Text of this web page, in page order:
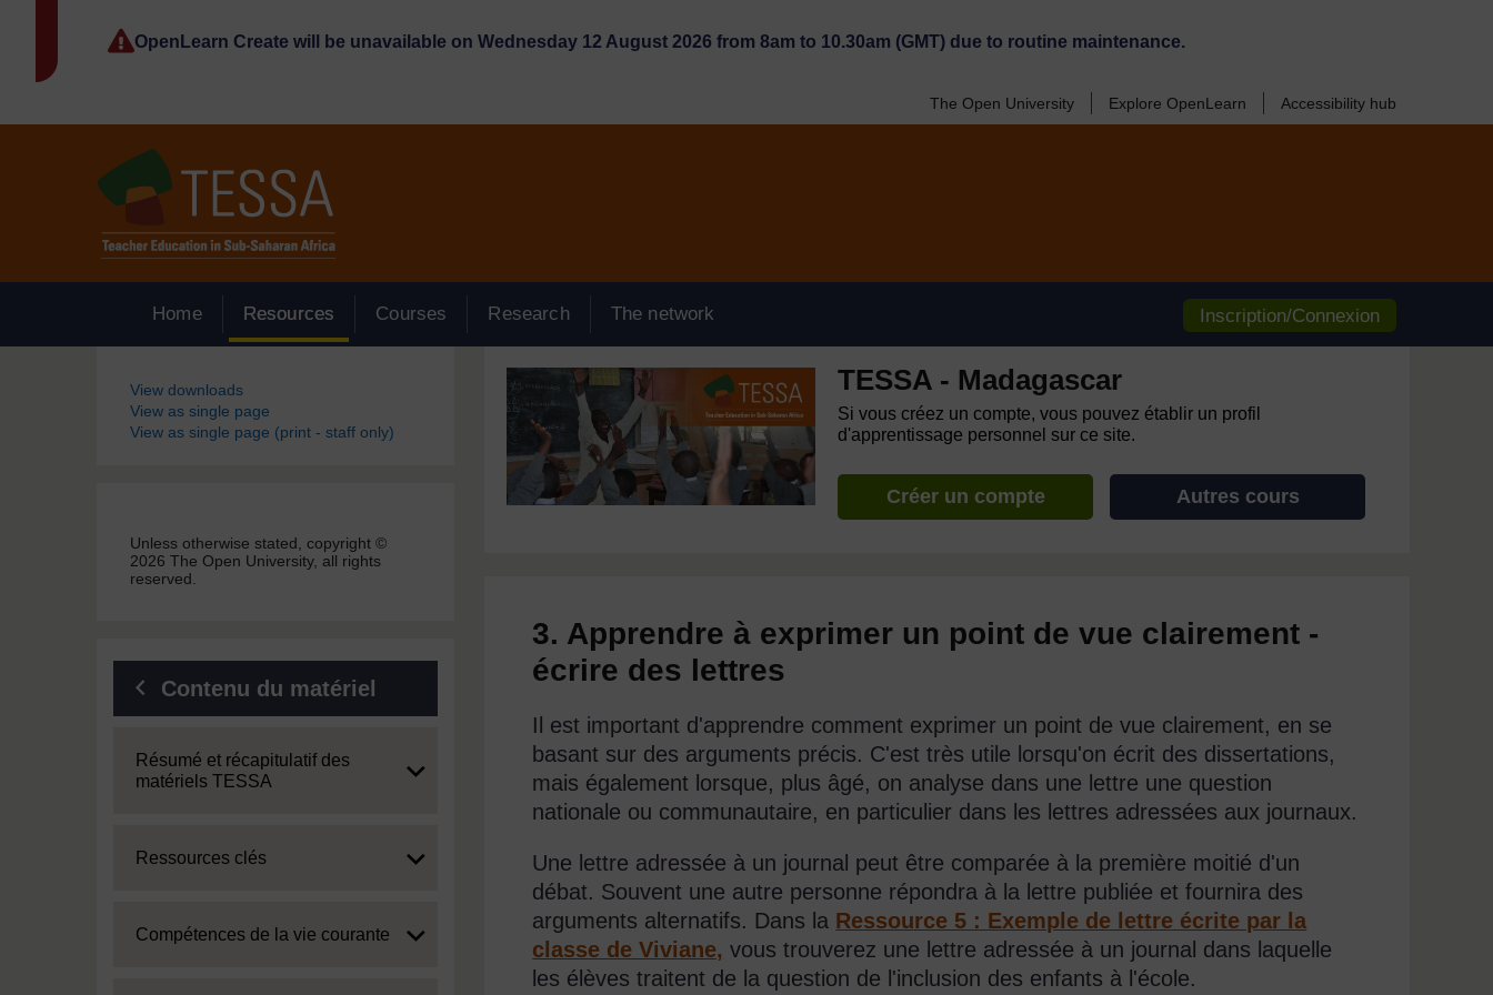
OpenLearn Create will be unavailable on Wednesday 12 August 2026 from 8am to 10.30am (GMT) due to routine maintenance.
The Open University Explore OpenLearn Accessibility hub
Home Resources Courses Research The network Inscription/Connexion
Blocs
View downloads
View as single page
View as single page (print - staff only)
Unless otherwise stated, copyright ©
2026 The Open University, all rights
reserved.
Contenu du matériel
Expand
Résumé et récapitulatif des
matériels TESSA
Expand
Ressources clés
Expand
Compétences de la vie courante
TESSA - Madagascar
Si vous créez un compte, vous pouvez établir un profil
d'apprentissage personnel sur ce site.
Créer un compte Autres cours
3. Apprendre à exprimer un point de vue clairement -
écrire des lettres
Il est important d'apprendre comment exprimer un point de vue clairement, en se
basant sur des arguments précis. C'est très utile lorsqu'on écrit des dissertations,
mais également lorsque, plus âgé, on analyse dans une lettre une question
nationale ou communautaire, en particulier dans les lettres adressées aux journaux.
Une lettre adressée à un journal peut être comparée à la première moitié d'un
débat. Souvent une autre personne répondra à la lettre publiée et fournira des
arguments alternatifs. Dans la Ressource 5 : Exemple de lettre écrite par la
classe de Viviane, vous trouverez une lettre adressée à un journal dans laquelle
les élèves traitent de la question de l'inclusion des enfants à l'école.